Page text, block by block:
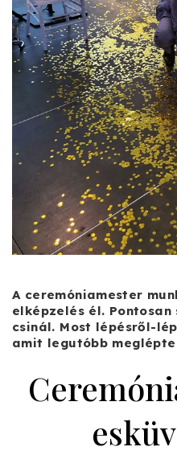
A ceremóniamester
elképzelés él.
csinál. Most lépésről-
amit legutóbb